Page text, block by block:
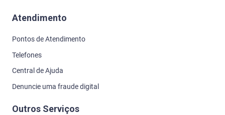
Atendimento
Pontos de Atendimento
Telefones
Central de Ajuda
Denuncie uma fraude digital
Outros Serviços